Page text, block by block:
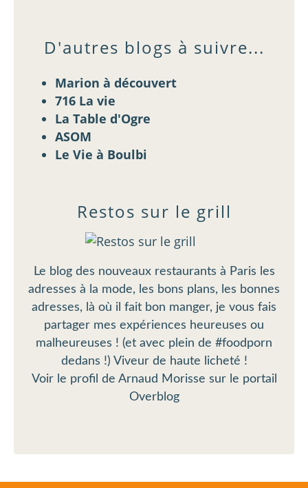
Restos sur le grill
Le blog des nouveaux restaurants à Paris les
adresses à la mode, les bons plans, les bonnes
adresses, là où il fait bon manger, je vous fais
partager mes expériences heureuses ou
malheureuses ! (et avec plein de #foodporn
dedans !) Viveur de haute licheté !
Voir le profil de Arnaud Morisse sur le portail
Overblog
D'autres blogs à suivre...
Marion à découvert
716 La vie
La Table d'Ogre
ASOM
Le Vie à Boulbi